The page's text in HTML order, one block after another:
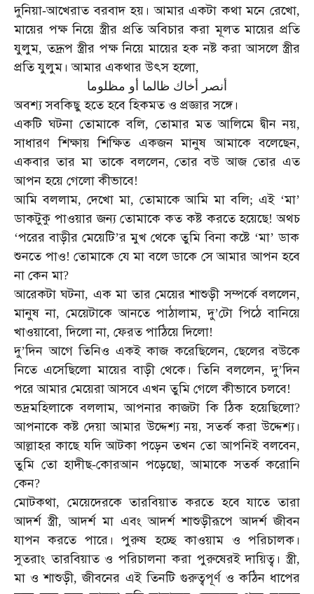
দুনিয়া-আখেরাত বরবাদ হয়। আমার একটা কথা মনে রেখো,
মায়ের পক্ষ নিয়ে স্ত্রীর প্রতি অবিচার করা মূলত মায়ের প্রতি
যুলুম,তদ্রূপ স্ত্রীর পক্ষ নিয়ে মায়ের হক নষ্ট করা আসলে স্ত্রীর
প্রতি যুলুম। আমার একথার উৎস হলো,
أنصر
أخاك ظالما أو مظلوما
অবশ্য সবকিছু হতে হবে হিকমত ও প্রজ্ঞার সঙ্গে।
একটি ঘটনা তোমাকে বলি, তোমার মত আলিমে দ্বীন নয়,
সাধারণ শিক্ষায় শিক্ষিত একজন মানুষ আমাকে বলেছেন,
একবার তার মা তাকে বললেন,তোর বউ আজ তোর এত
আপন হয়ে গেলো কীভাবে!
আমি বললাম, দেখো মা, তোমাকে আমি মা বলি;এই‘মা’
ডাকটুকু পাওয়ার জন্য তোমাকে কত কষ্ট করতে হয়েছে!অথচ
‘পরের বাড়ীর মেয়েটি’র মুখ থেকে তুমি বিনা কষ্টে ‘মা’ডাক
শুনতে পাও! তোমাকে যে মা বলে ডাকে সে আমার আপন হবে
না কেন মা?
আরেকটা ঘটনা, এক মা তার মেয়ের শাশুড়ী সম্পর্কে বললেন,
মানুষ না, মেয়েটাকে আনতে পাঠালাম,দু’টো পিঠে বানিয়ে
খাওয়াবো,দিলো না, ফেরত পাঠিয়ে দিলো!
দু’দিন আগে তিনিও একই কাজ করেছিলেন,ছেলের বউকে
নিতে এসেছিলো মায়ের বাড়ী থেকে। তিনি বললেন,দু’দিন
পরে আমার মেয়েরা আসবে এখন তুমি গেলে কীভাবে চলবে!
ভদ্রমহিলাকে বললাম,আপনার কাজটা কি ঠিক হয়েছিলো?
আপনাকে কষ্ট দেয়া আমার উদ্দেশ্য নয়,সতর্ক করা উদ্দেশ্য।
আল্লাহর কাছে যদি আটকা পড়েন তখন তো আপনিই বলবেন,
তুমি তো হাদীছ-কোরআন পড়েছো,আমাকে সতর্ক করোনি
কেন?
মোটকথা, মেয়েদেরকে তারবিয়াত করতে হবে যাতে তারা
আদর্শ স্ত্রী,আদর্শ মা এবং আদর্শ শাশুড়ীরূপে আদর্শ জীবন
যাপন করতে পারে। পুরুষ হচ্ছে কাওয়াম ও পরিচালক।
সুতরাং তারবিয়াত ও পরিচালনা করা পুরুষেরই দায়িত্ব। স্ত্রী,
মা ও শাশুড়ী,জীবনের এই তিনটি গুরুত্বপূর্ণ ও কঠিন ধাপের